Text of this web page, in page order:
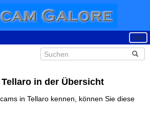
in der Übersicht
in Tellaro kennen, können Sie diese